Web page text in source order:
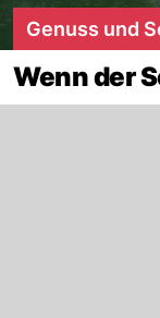
Genuss und
Wenn der